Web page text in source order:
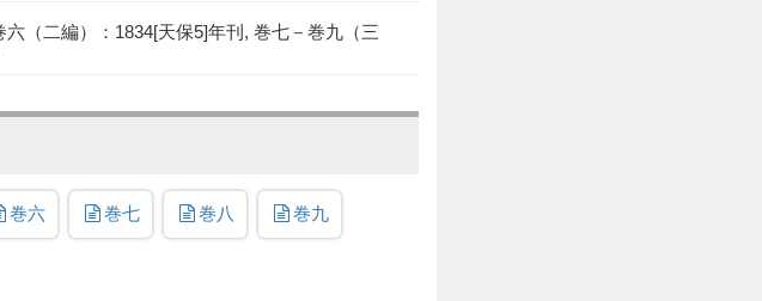
（二編）：1834[天保5]年刊, 巻七－巻九（三
巻六 巻七 巻八 巻九